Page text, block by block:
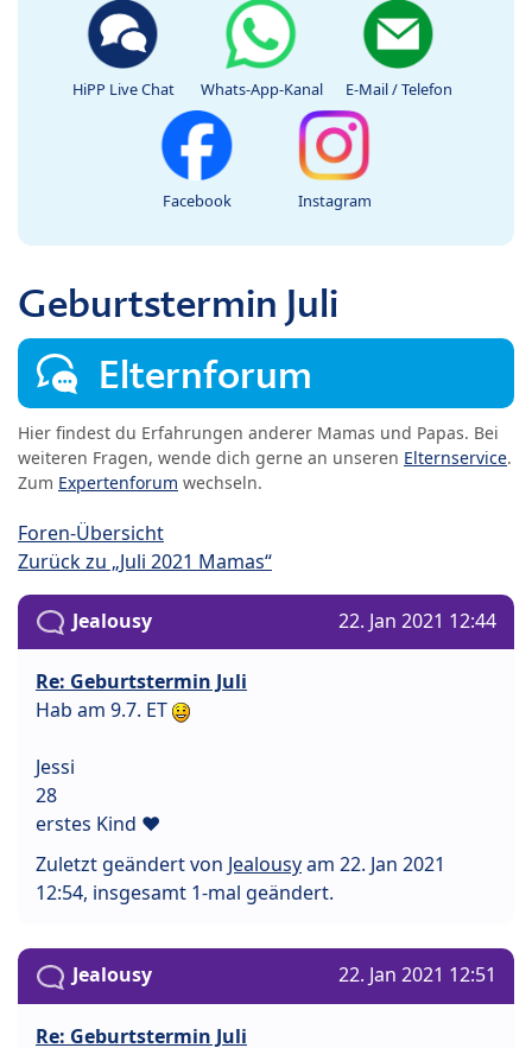
HiPP Live Chat Whats-App-Kanal E-Mail / Telefon
Facebook Instagram
Geburtstermin Juli
Elternforum
Hier findest du Erfahrungen anderer Mamas und Papas. Bei
weiteren Fragen, wende dich gerne an unseren Elternservice.
Zum Expertenforum wechseln.
Foren-Übersicht
Zurück zu „Juli 2021 Mamas“
Jealousy 22. Jan 2021 12:44
Re: Geburtstermin Juli
Hab am 9.7. ET
Jessi
28
erstes Kind ♥
Zuletzt geändert von Jealousyam 22. Jan 2021
12:54, insgesamt 1-mal geändert.
Jealousy 22. Jan 2021 12:51
Re: Geburtstermin Juli